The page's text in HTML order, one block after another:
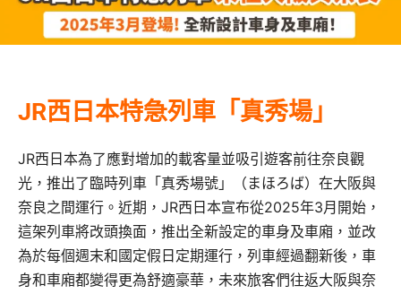
JR西日本特急列車「真秀場」
JR西日本為了應對增加的載客量並吸引遊客前往奈良觀
光，推出了臨時列車「真秀場號」（まほろば）在大阪與
奈良之間運行。近期，JR西日本宣布從2025年3月開始，
這架列車將改頭換面，推出全新設定的車身及車廂，並改
為於每個週末和國定假日定期運行，列車經過翻新後，車
身和車廂都變得更為舒適豪華，未來旅客們往返大阪與奈